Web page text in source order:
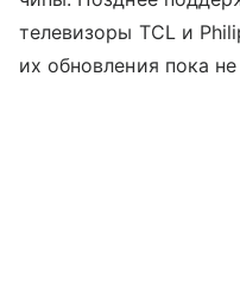
телевизоры TCL и
их обновления пока